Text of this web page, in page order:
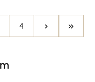
Seite
4